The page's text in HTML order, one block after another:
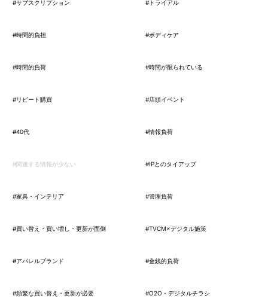
#サブスクリプション #トライアル
#時間的負担 #ボディケア
#時間的負荷 #時間が限られている
#リピート購買 #店頭イベント
#40代 #情報負荷
#関連する情報が少ない #IPとのタイアップ
#家具・インテリア #管理負荷
#買い替え・買い増し・更新が面倒 #TVCM×デジタル施策
#アパレルブランド #金銭的負荷
#頻繁な買い替え・更新が必要 #O2O・デジタルチラシ